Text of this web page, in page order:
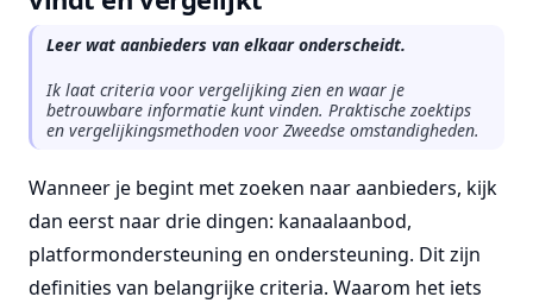
Leer wat aanbieders van elkaar onderscheidt.
Ik laat criteria voor vergelijking zien en waar je
betrouwbare informatie kunt vinden. Praktische zoektips
en vergelijkingsmethoden voor Zweedse omstandigheden.
Wanneer je begint met zoeken naar aanbieders, kijk
dan eerst naar drie dingen: kanaalaanbod,
platformondersteuning en ondersteuning. Dit zijn
definities van belangrijke criteria. Waarom het iets